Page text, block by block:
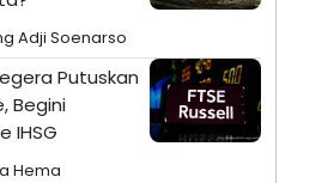
Adji Soenarso
Putuskan
Begini
IHSG
Hema